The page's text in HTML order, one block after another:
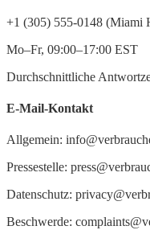
+1 (305) 555-0148 (Miami
Mo–Fr, 09:00–17:00 EST
Durchschnittliche
E-Mail-Kontakt
Allgemein:
Pressestelle:
Datenschutz:
Beschwerde: